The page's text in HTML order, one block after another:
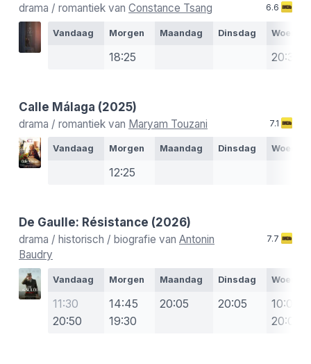
drama / romantiek van Constance Tsang 6.6
Vandaag Morgen Maandag Dinsdag
18:25 20:35
Calle Málaga (2025)
drama / romantiek van Maryam Touzani 7.1
Vandaag Morgen Maandag Dinsdag
12:25
De Gaulle: Résistance (2026)
drama / historisch / biografie van Antonin
Baudry
7.7
Vandaag Morgen Maandag Dinsdag
11:30
20:50
14:45
19:30
20:05 20:05
10:00
20:05